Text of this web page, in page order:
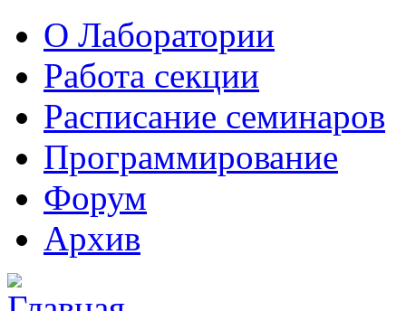
О Лаборатории
Работа секции
Расписание семинаров
Программирование
Форум
Архив